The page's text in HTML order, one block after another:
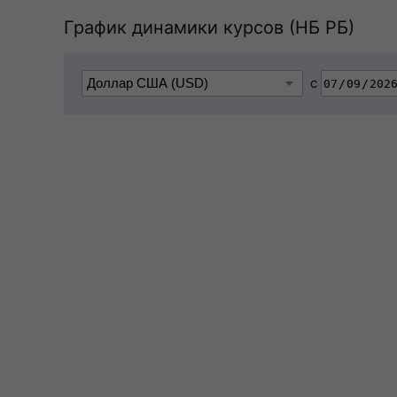
График динамики курсов (НБ РБ)
с